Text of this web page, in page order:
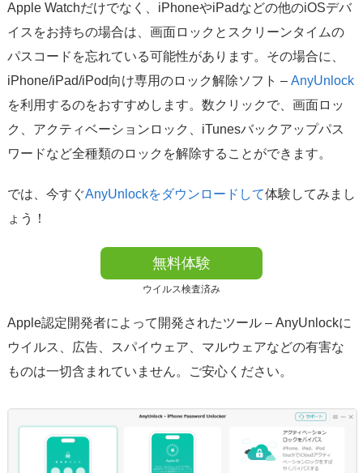
Apple Watchだけでなく、iPhoneやiPadなどの他のiOSデバ
イスをお持ちの場合は、画面ロックとスクリーンタイムの
パスコードを忘れている可能性があります。その場合に、
iPhone/iPad/iPod向け専用のロック解除ソフト – AnyUnlock
を利用するのをおすすめします。数クリックで、画面ロッ
ク、アクティベーションロック、iTunesバックアップパス
ワードなど全種類のロックを解除することができます。
では、今すぐAnyUnlockをダウンロードして体験してみまし
ょう！
無料体験
ウイルス検査済み
Apple認定開発者によって開発されたツール – AnyUnlockに
ウイルス、広告、スパイウェア、マルウェアなどの有害な
ものは一切含まれていません。ご安心ください。